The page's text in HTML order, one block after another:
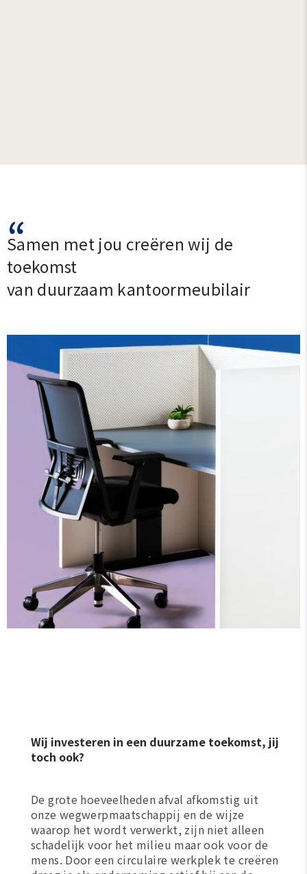
“
Samen met jou creëren wij de
toekomst
van duurzaam kantoormeubilair
Wij investeren in een duurzame toekomst, jij
toch ook?
De grote hoeveelheden afval afkomstig uit
onze wegwerpmaatschappij en de wijze
waarop het wordt verwerkt, zijn niet alleen
schadelijk voor het milieu maar ook voor de
mens. Door een circulaire werkplek te creëren